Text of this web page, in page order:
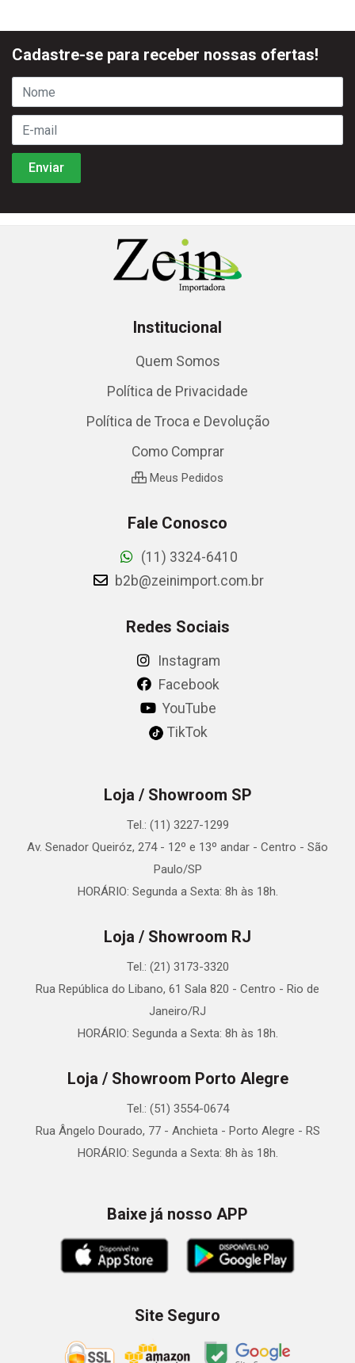
Cadastre-se para receber nossas ofertas!
Institucional
Quem Somos
Política de Privacidade
Política de Troca e Devolução
Como Comprar
Meus Pedidos
Fale Conosco
(11) 3324-6410
b2b@zeinimport.com.br
Redes Sociais
Instagram
Facebook
YouTube
TikTok
Loja / Showroom SP
Tel.: (11) 3227-1299
Av. Senador Queiróz, 274 - 12º e 13º andar - Centro - São
Paulo/SP
HORÁRIO: Segunda a Sexta: 8h às 18h.
Loja / Showroom RJ
Tel.: (21) 3173-3320
Rua República do Libano, 61 Sala 820 - Centro - Rio de
Janeiro/RJ
HORÁRIO: Segunda a Sexta: 8h às 18h.
Loja / Showroom Porto Alegre
Tel.: (51) 3554-0674
Rua Ângelo Dourado, 77 - Anchieta - Porto Alegre - RS
HORÁRIO: Segunda a Sexta: 8h às 18h.
Baixe já nosso APP
Site Seguro